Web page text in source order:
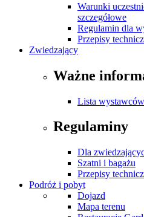
Warunki
szczegółowe
Regulamin dla
Przepisy
Zwiedzający
Ważne
Lista
Regulaminy
Dla
Szatni i bagażu
Przepisy
Podróż i pobyt
Dojazd
Mapa terenu